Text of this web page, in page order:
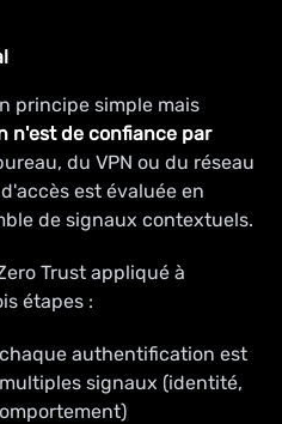
principe simple mais
n'est de confiance par
du VPN ou du réseau
est évaluée en
de signaux contextuels.
Trust appliqué à
étapes :
authentification est
signaux (identité,